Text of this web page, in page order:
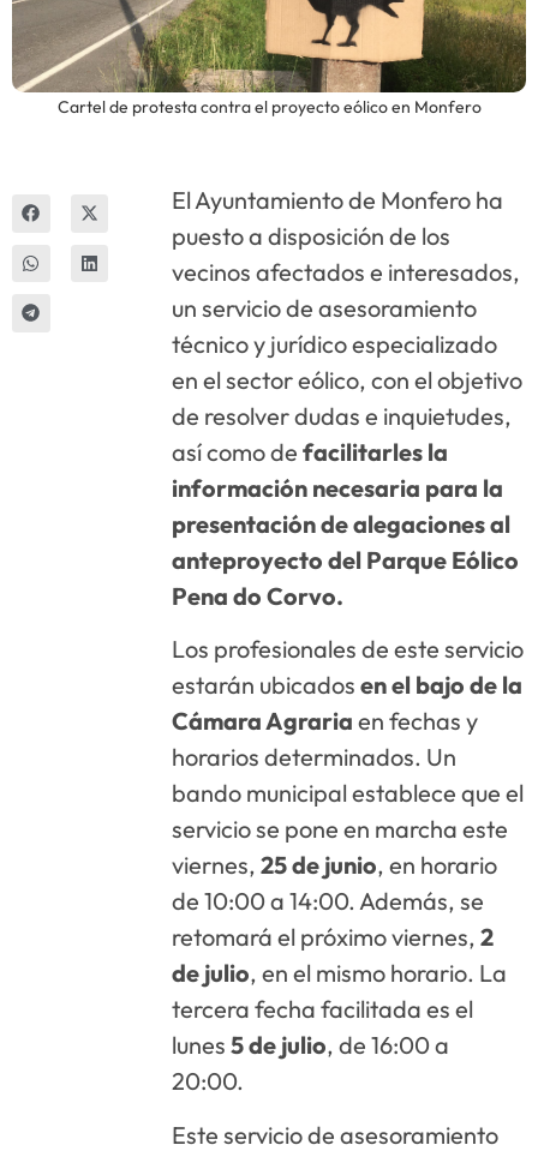
Cartel de protesta contra el proyecto eólico en Monfero
El Ayuntamiento de Monfero ha
puesto a disposición de los
vecinos afectados e interesados,
un servicio de asesoramiento
técnico y jurídico especializado
en el sector eólico, con el objetivo
de resolver dudas e inquietudes,
así como defacilitarles la
información necesaria para la
presentación de alegaciones al
anteproyecto del Parque Eólico
Pena do Corvo.
Los profesionales de este servicio
estarán ubicadosen el bajo de la
Cámara Agraria en fechas y
horarios determinados. Un
bando municipal establece que el
servicio se pone en marcha este
viernes, 25 de junio, en horario
de 10:00 a 14:00. Además, se
retomará el próximo viernes, 2
de julio, en el mismo horario. La
tercera fecha facilitada es el
lunes5 de julio, de 16:00 a
20:00.
Este servicio de asesoramiento